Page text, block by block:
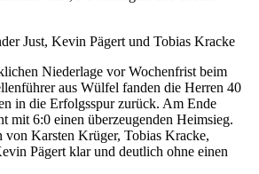
Just, Kevin Pägert und Tobias Kracke
Niederlage vor Wochenfrist beim
aus Wülfel fanden die Herren 40
in die Erfolgsspur zurück. Am Ende
mit 6:0 einen überzeugenden Heimsieg.
Karsten Krüger, Tobias Kracke,
Pägert klar und deutlich ohne einen